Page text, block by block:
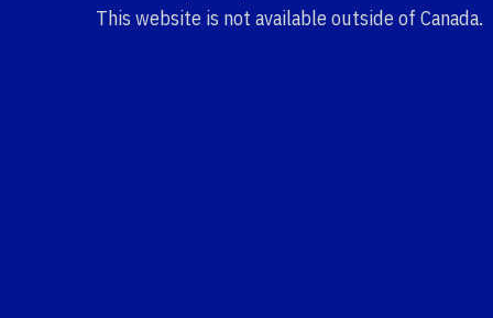
This website is not available outside of Canada.